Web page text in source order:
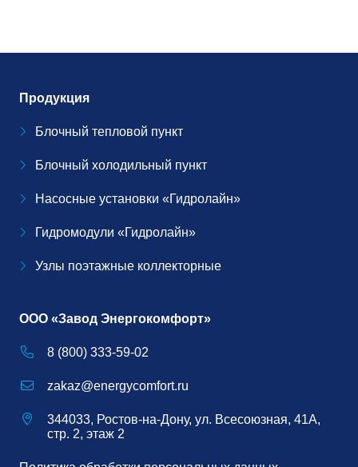
Продукция
Блочный тепловой пункт
Блочный холодильный пункт
Насосные установки «Гидролайн»
Гидромодули «Гидролайн»
Узлы поэтажные коллекторные
ООО «Завод Энергокомфорт»
8 (800) 333-59-02
zakaz@energycomfort.ru
344033, Ростов-на-Дону, ул. Всесоюзная, 41А,
стр. 2, этаж 2